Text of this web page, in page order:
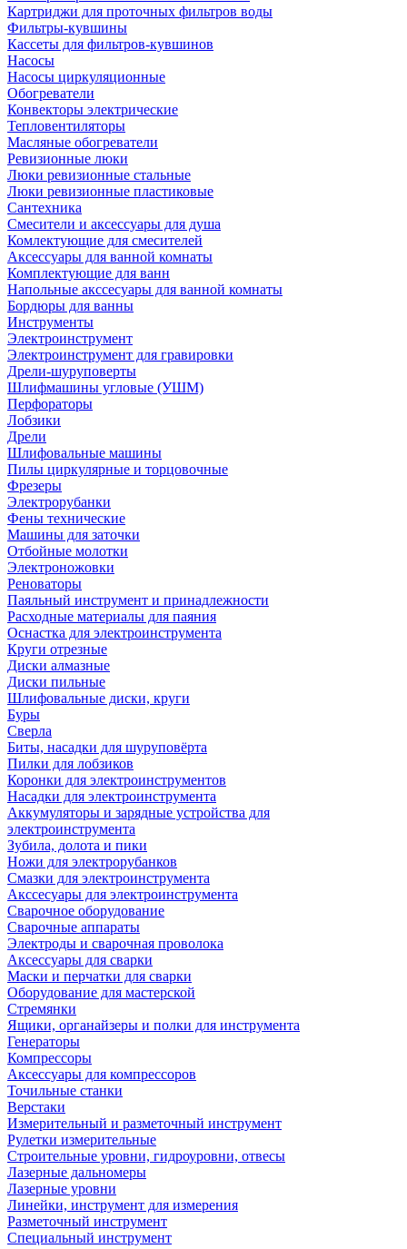
Картриджи для проточных фильтров воды
Фильтры-кувшины
Кассеты для фильтров-кувшинов
Насосы
Насосы циркуляционные
Обогреватели
Конвекторы электрические
Тепловентиляторы
Масляные обогреватели
Ревизионные люки
Люки ревизионные стальные
Люки ревизионные пластиковые
Сантехника
Смесители и аксессуары для душа
Комлектующие для смесителей
Аксессуары для ванной комнаты
Комплектующие для ванн
Напольные акссесуары для ванной комнаты
Бордюры для ванны
Инструменты
Электроинструмент
Электроинструмент для гравировки
Дрели-шуруповерты
Шлифмашины угловые (УШМ)
Перфораторы
Лобзики
Дрели
Шлифовальные машины
Пилы циркулярные и торцовочные
Фрезеры
Электрорубанки
Фены технические
Машины для заточки
Отбойные молотки
Электроножовки
Реноваторы
Паяльный инструмент и принадлежности
Расходные материалы для паяния
Оснастка для электроинструмента
Круги отрезные
Диски алмазные
Диски пильные
Шлифовальные диски, круги
Буры
Сверла
Биты, насадки для шуруповёрта
Пилки для лобзиков
Коронки для электроинструментов
Насадки для электроинструмента
Аккумуляторы и зарядные устройства для
электроинструмента
Зубила, долота и пики
Ножи для электрорубанков
Смазки для электроинструмента
Акссесуары для электроинструмента
Сварочное оборудование
Сварочные аппараты
Электроды и сварочная проволока
Аксессуары для сварки
Маски и перчатки для сварки
Оборудование для мастерской
Стремянки
Ящики, органайзеры и полки для инструмента
Генераторы
Компрессоры
Аксессуары для компрессоров
Точильные станки
Верстаки
Измерительный и разметочный инструмент
Рулетки измерительные
Строительные уровни, гидроуровни, отвесы
Лазерные дальномеры
Лазерные уровни
Линейки, инструмент для измерения
Разметочный инструмент
Специальный инструмент